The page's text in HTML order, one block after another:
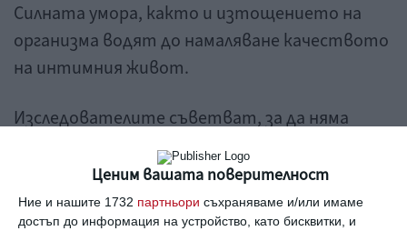
Ценим вашата поверителност
Ние и нашите 1732 партньори съхраняваме и/или имаме
достъп до информация на устройство, като бисквитки, и
Силната умора, както и изтощението на
организма водят до намаляване качеството
на интимния живот.
Изследователите съветват, за да няма
конфликти, всеки един от партньорите
поравно да взима участие в бита и
възпитанието на детето.